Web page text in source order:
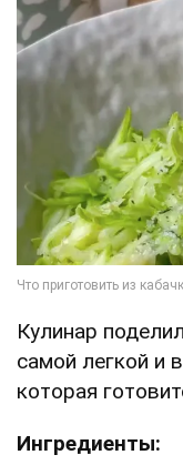
Кулинар
самой легкой и
которая
Ингредиенты: